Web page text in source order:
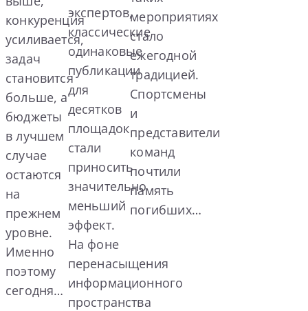
конкуренция
усиливается,
задач
становится
больше, а
бюджеты
в лучшем
случае
остаются
на
прежнем
уровне.
Именно
поэтому
сегодня…
экспертов,
классические
одинаковые
публикации
для
десятков
площадок
стали
приносить
значительно
меньший
эффект.
На фоне
перенасыщения
информационного
пространства
мероприятиях
стало
ежегодной
традицией.
Спортсмены
и
представители
команд
почтили
память
погибших…